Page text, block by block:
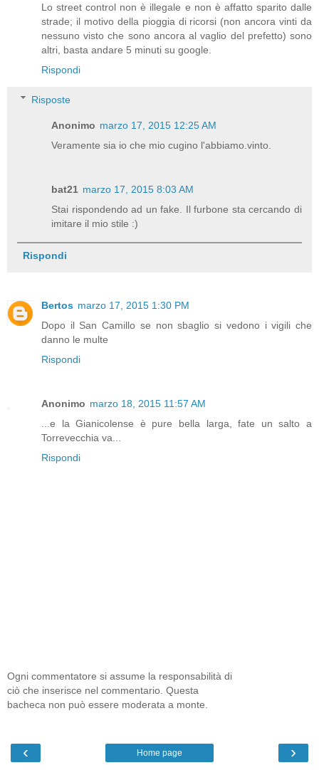
Lo street control non è illegale e non è affatto sparito dalle
strade; il motivo della pioggia di ricorsi (non ancora vinti da
nessuno visto che sono ancora al vaglio del prefetto) sono
altri, basta andare 5 minuti su google.
Rispondi
Risposte
Anonimo marzo 17, 2015 12:25 AM
Veramente sia io che mio cugino l'abbiamo.vinto.
bat21 marzo 17, 2015 8:03 AM
Stai rispondendo ad un fake. Il furbone sta cercando di
imitare il mio stile :)
Rispondi
Bertos marzo 17, 2015 1:30 PM
Dopo il San Camillo se non sbaglio si vedono i vigili che
danno le multe
Rispondi
Anonimo marzo 18, 2015 11:57 AM
...e la Gianicolense è pure bella larga, fate un salto a
Torrevecchia va...
Rispondi
Ogni commentatore si assume la responsabilità di
ciò che inserisce nel commentario. Questa
bacheca non può essere moderata a monte.
‹ ›
Home page